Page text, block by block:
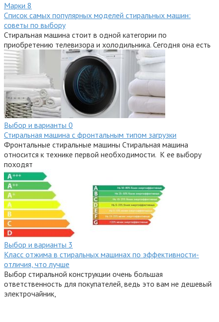
Марки 8
Список самых популярных моделей стиральных машин:
советы по выбору
Стиральная машина стоит в одной категории по
приобретению телевизора и холодильника. Сегодня она есть
Выбор и варианты 0
Стиральная машина с фронтальным типом загрузки
Фронтальные стиральные машины Стиральная машина
относится к технике первой необходимости. К ее выбору
походят
Выбор и варианты 3
Класс отжима в стиральных машинах по эффективности-
отличия, что лучше
Выбор стиральной конструкции очень большая
ответственность для покупателей, ведь это вам не дешевый
электрочайник,